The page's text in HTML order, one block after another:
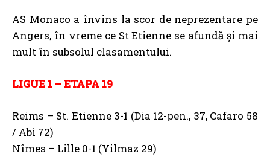
AS Monaco a învins la scor de neprezentare pe
Angers, în vreme ce St Etienne se afundă și mai
mult în subsolul clasamentului.
LIGUE 1 – ETAPA 19
Reims – St. Etienne 3-1 (Dia 12-pen., 37, Cafaro 58
/ Abi 72)
Nîmes – Lille 0-1 (Yilmaz 29)